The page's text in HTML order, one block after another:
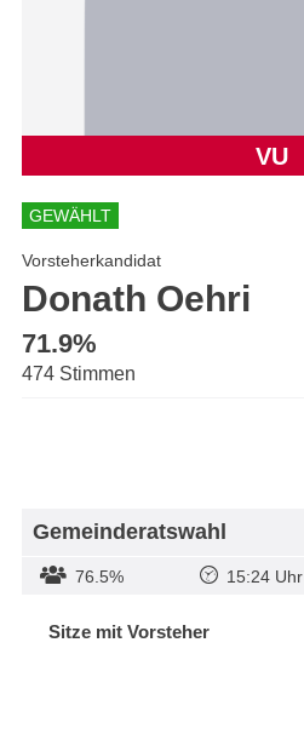
VU
GEWÄHLT
Vorsteherkandidat
Donath Oehri
71.9%
474 Stimmen
Gemeinderatswahl
76.5% 15:24 Uhr
Sitze mit Vorsteher